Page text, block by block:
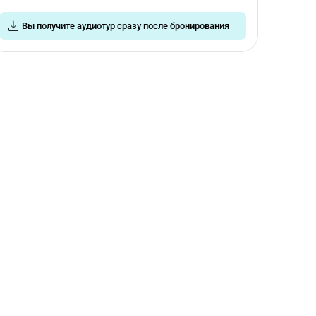
Вы получите аудиотур сразу после бронирования